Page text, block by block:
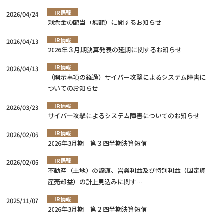
2026/04/24 IR情報
剰余金の配当（無配）に関するお知らせ
2026/04/13 IR情報
2026年３月期決算発表の延期に関するお知らせ
2026/04/13 IR情報
（開示事項の経過）サイバー攻撃によるシステム障害に
ついてのお知らせ
2026/03/23 IR情報
サイバー攻撃によるシステム障害についてのお知らせ
2026/02/06 IR情報
2026年3月期 第３四半期決算短信
2026/02/06 IR情報
不動産（土地）の譲渡、営業利益及び特別利益（固定資
産売却益）の計上見込みに関す…
2025/11/07 IR情報
2026年3月期 第２四半期決算短信